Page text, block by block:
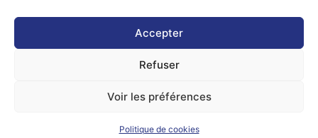
Accepter
Refuser
Voir les préférences
Politique de cookies
Contactez-nous Mentions légales
Politique de cookies (UE)